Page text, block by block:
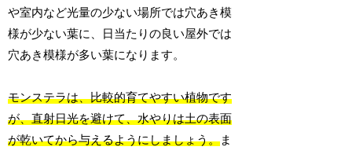
や室内など光量の少ない場所では穴あき模
様が少ない葉に、日当たりの良い屋外では
穴あき模様が多い葉になります。
モンステラは、比較的育てやすい植物です
が、直射日光を避けて、水やりは土の表面
が乾いてから与えるようにしましょう。ま